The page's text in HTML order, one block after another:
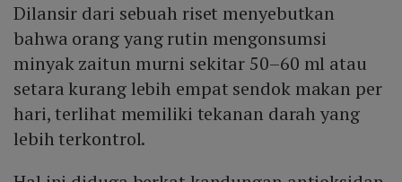
Dilansir dari sebuah riset menyebutkan
bahwa orang yang rutin mengonsumsi
minyak zaitun murni sekitar 50–60 ml atau
setara kurang lebih empat sendok makan per
hari, terlihat memiliki tekanan darah yang
lebih terkontrol.